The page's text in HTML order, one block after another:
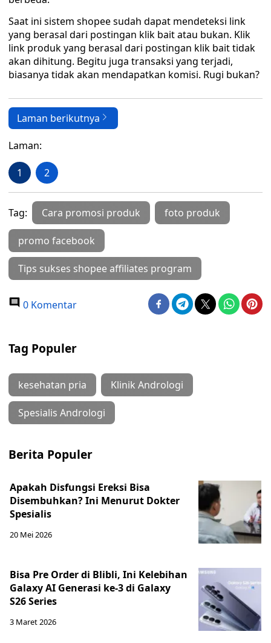
Saat ini sistem shopee sudah dapat mendeteksi link
yang berasal dari postingan klik bait atau bukan. Klik
link produk yang berasal dari postingan klik bait tidak
akan dihitung. Begitu juga transaksi yang terjadi,
biasanya tidak akan mendapatkan komisi. Rugi bukan?
Laman berikutnya
Laman:
1 2
Tag: Cara promosi produk foto produk
promo facebook
Tips sukses shopee affiliates program
0 Komentar
Tag Populer
kesehatan pria Klinik Andrologi
Spesialis Andrologi
Berita Populer
Apakah Disfungsi Ereksi Bisa
Disembuhkan? Ini Menurut Dokter
Spesialis
20 Mei 2026
Bisa Pre Order di Blibli, Ini Kelebihan
Galaxy AI Generasi ke-3 di Galaxy
S26 Series
3 Maret 2026